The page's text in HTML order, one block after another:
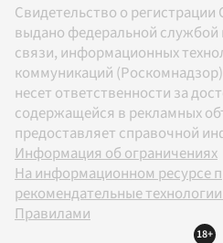
Свидетельство о
выдано федеральной службой
связи, информационных
коммуникаций (Роскомнадзор)
несет ответственности за
содержащейся в рекламных
предоставляет справочной
Информация об ограничениях
На информационном ресурсе
рекомендательные
Правилами
18+